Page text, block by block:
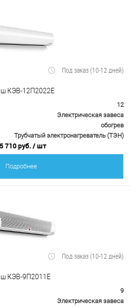
Под заказ (10-12 дней)
КЭВ-12П2022Е
12
Электрическая завеса
обогрев
Трубчатый электронагреватель (ТЭН)
710 руб. / шт
Подробнее
Под заказ (10-12 дней)
КЭВ-9П2011Е
9
Электрическая завеса